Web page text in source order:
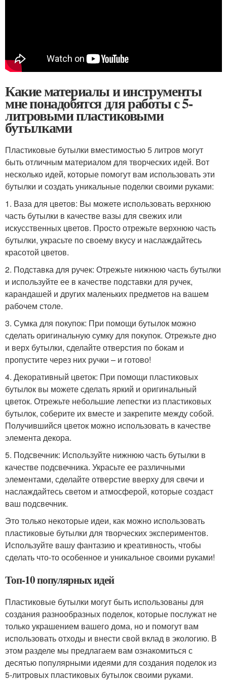
Какие материалы и инструменты
мне понадобятся для работы с 5-
литровыми пластиковыми
бутылками
Пластиковые бутылки вместимостью 5 литров могут
быть отличным материалом для творческих идей. Вот
несколько идей, которые помогут вам использовать эти
бутылки и создать уникальные поделки своими руками:
1. Ваза для цветов: Вы можете использовать верхнюю
часть бутылки в качестве вазы для свежих или
искусственных цветов. Просто отрежьте верхнюю часть
бутылки, украсьте по своему вкусу и наслаждайтесь
красотой цветов.
2. Подставка для ручек: Отрежьте нижнюю часть бутылки
и используйте ее в качестве подставки для ручек,
карандашей и других маленьких предметов на вашем
рабочем столе.
3. Сумка для покупок: При помощи бутылок можно
сделать оригинальную сумку для покупок. Отрежьте дно
и верх бутылки, сделайте отверстия по бокам и
пропустите через них ручки – и готово!
4. Декоративный цветок: При помощи пластиковых
бутылок вы можете сделать яркий и оригинальный
цветок. Отрежьте небольшие лепестки из пластиковых
бутылок, соберите их вместе и закрепите между собой.
Получившийся цветок можно использовать в качестве
элемента декора.
5. Подсвечник: Используйте нижнюю часть бутылки в
качестве подсвечника. Украсьте ее различными
элементами, сделайте отверстие вверху для свечи и
наслаждайтесь светом и атмосферой, которые создаст
ваш подсвечник.
Это только некоторые идеи, как можно использовать
пластиковые бутылки для творческих экспериментов.
Используйте вашу фантазию и креативность, чтобы
сделать что-то особенное и уникальное своими руками!
Топ-10 популярных идей
Пластиковые бутылки могут быть использованы для
создания разнообразных поделок, которые послужат не
только украшением вашего дома, но и помогут вам
использовать отходы и внести свой вклад в экологию. В
этом разделе мы предлагаем вам ознакомиться с
десятью популярными идеями для создания поделок из
5-литровых пластиковых бутылок своими руками.